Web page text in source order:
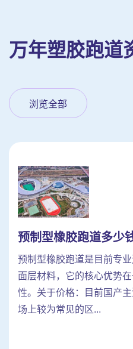
万年塑胶跑道
浏览全部
预制型橡胶跑道多少
预制型橡胶跑道是目前专
面层材料，它的核心优势
性。关于价格：目前国产
场上较为常见的区...